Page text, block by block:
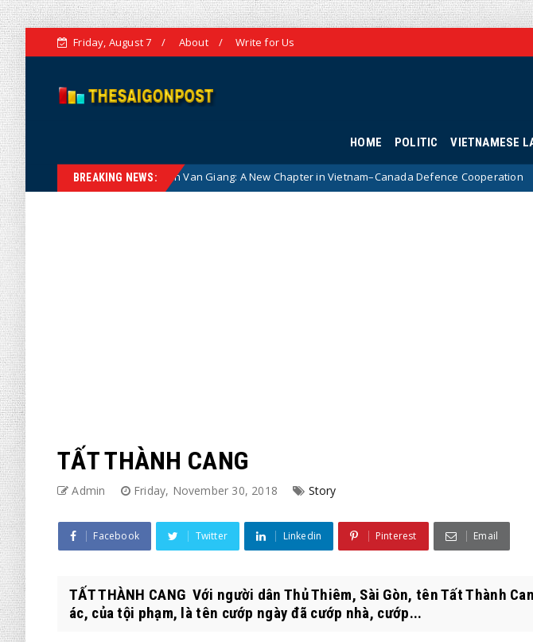
Friday, August 7 About Write for Us
HOME POLITIC VIETNAMESE
BREAKING NEWS:
General Phan Van Giang: A New Chapter in Vietnam–Canada Defence Cooperation Hotnews
TẤT THÀNH CANG
Admin Friday, November 30, 2018 Story
Facebook Twitter Linkedin Pinterest Email
TẤT THÀNH CANG Với người dân Thủ Thiêm, Sài Gòn, tên Tất Thành
ác, của tội phạm, là tên cướp ngày đã cướp nhà, cướp...